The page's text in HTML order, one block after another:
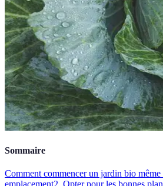
Sommaire
Comment commencer un jardin bio